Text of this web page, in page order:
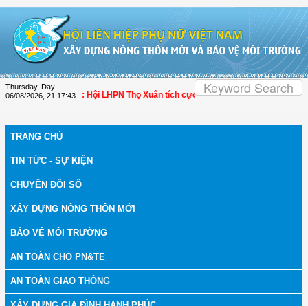
Thursday, Day
06/08/2026 21:17:44
| Thanh Hóa: Hội LHPN Thọ Xuân tích cực góp phần nâng cao tỷ lệ người
TRANG CHỦ
TIN TỨC - SỰ KIỆN
CHUYỂN ĐỔI SỐ
XÂY DỰNG NÔNG THÔN MỚI
BẢO VỆ MÔI TRƯỜNG
AN TOÀN CHO PN&TE
AN TOÀN GIAO THÔNG